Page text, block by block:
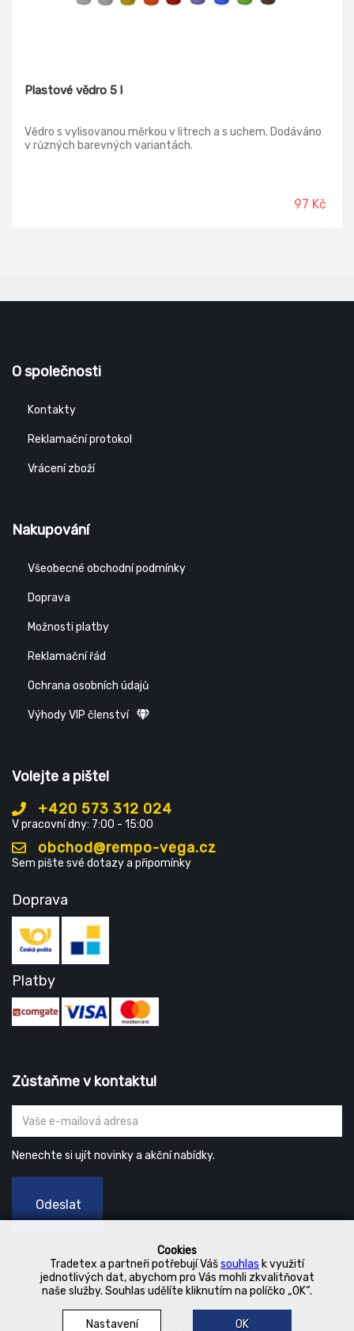
Cookies
Tradetex a partneři potřebují Vášsouhlas k využití
jednotlivých dat, abychom pro Vás mohli zkvalitňovat
naše služby. Souhlas udělíte kliknutím na políčko „OK“.
Nastavení OK
Plastové vědro 5 l
Vědro s vylisovanou měrkou v litrech a s uchem. Dodáváno
v různých barevných variantách.
97 Kč
O společnosti
Kontakty
Reklamační protokol
Vrácení zboží
Nakupování
Všeobecné obchodní podmínky
Doprava
Možnosti platby
Reklamační řád
Ochrana osobních údajů
Výhody VIP členství
Volejte a pište!
+420 573 312 024
V pracovní dny: 7:00 - 15:00
obchod@rempo-vega.cz
Sem pište své dotazy a připomínky
Doprava
Platby
Zůstaňme v kontaktu!
Nenechte si ujít novinky a akční nabídky.
Odeslat